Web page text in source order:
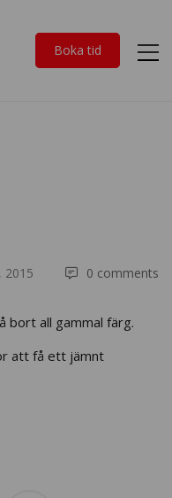
Boka tid
2015 0 comments
bort all gammal färg.
att få ett jämnt